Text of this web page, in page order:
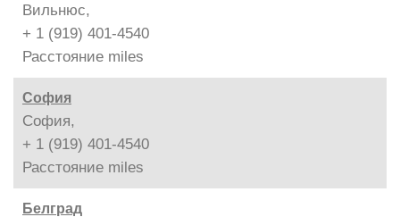
Вильнюс,
+ 1 (919) 401-4540
Расстояние miles
София
София,
+ 1 (919) 401-4540
Расстояние miles
Белград